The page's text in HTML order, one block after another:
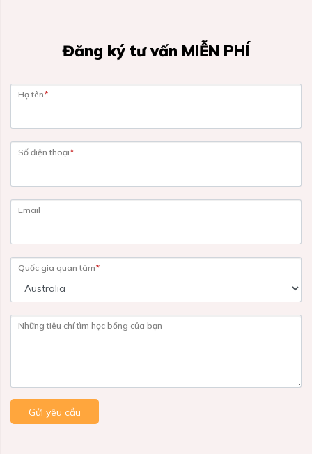
Đăng ký tư vấn MIỄN PHÍ
Họ tên*
Số điện thoại*
Email
Quốc gia quan tâm*
Những tiêu chí tìm học bổng của bạn
Gửi yêu cầu